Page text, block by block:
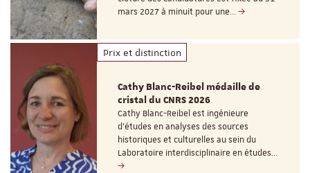
mars 2027 à minuit pour une…
Prix et distinction
Cathy Blanc-Reibel médaille de
cristal du CNRS 2026
Cathy Blanc-Reibel est ingénieure
d’études en analyses des sources
historiques et culturelles au sein du
Laboratoire interdisciplinaire en études…